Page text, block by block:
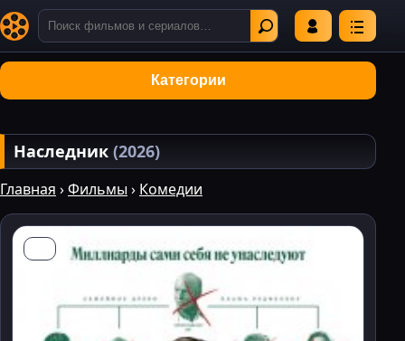
Категории
Наследник (2026)
Главная ›Фильмы › Комедии